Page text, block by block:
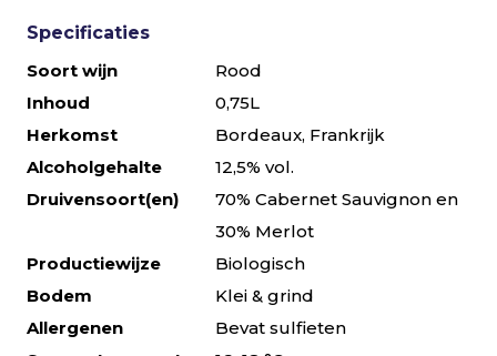
Specificaties
Soort wijn
Rood
Inhoud
0,75L
Herkomst
Bordeaux, Frankrijk
Alcoholgehalte
12,5% vol.
Druivensoort(en)
70% Cabernet Sauvignon en
30% Merlot
Productiewijze
Biologisch
Bodem
Klei & grind
Allergenen
Bevat sulfieten